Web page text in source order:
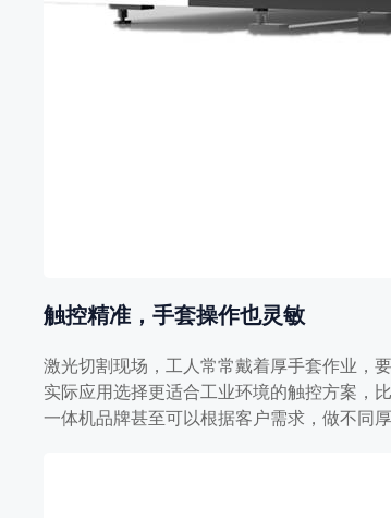
触控精准，手套操作也灵敏
激光切割现场，工人常常戴着厚手套作业，
实际应用选择更适合工业环境的触控方案，
一体机品牌甚至可以根据客户需求，做不同